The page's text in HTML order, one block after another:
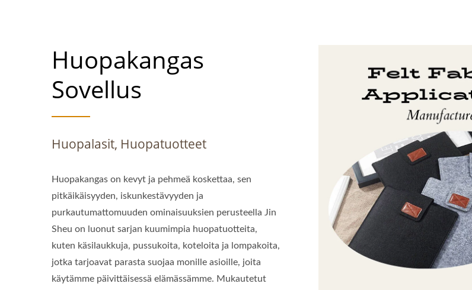
Huopakangas
Sovellus
Huopalasit, Huopatuotteet
Huopakangas on kevyt ja pehmeä koskettaa, sen
pitkäikäisyyden, iskunkestävyyden ja
purkautumattomuuden ominaisuuksien perusteella Jin
Sheu on luonut sarjan kuumimpia huopatuotteita,
kuten käsilaukkuja, pussukoita, koteloita ja lompakoita,
jotka tarjoavat parasta suojaa monille asioille, joita
käytämme päivittäisessä elämässämme. Mukautetut